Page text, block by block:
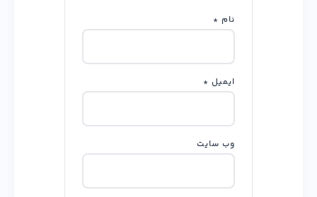
نام *
ایمیل *
وب‌ سایت